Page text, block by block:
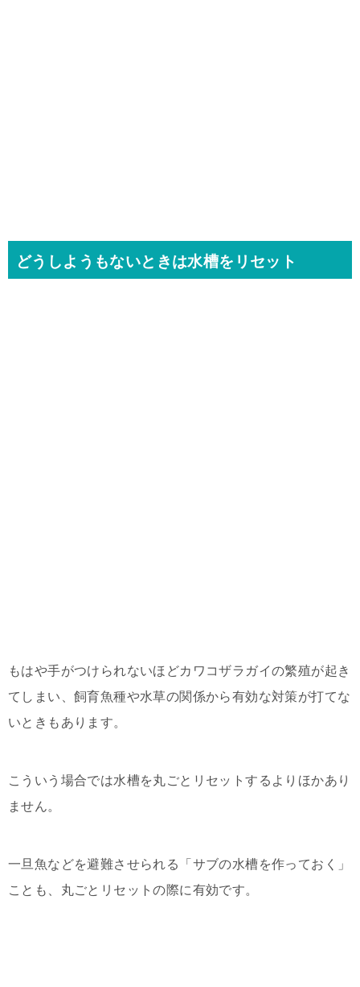
どうしようもないときは水槽をリセット
もはや手がつけられないほどカワコザラガイの繁殖が起き
てしまい、飼育魚種や水草の関係から有効な対策が打てな
いときもあります。
こういう場合では水槽を丸ごとリセットするよりほかあり
ません。
一旦魚などを避難させられる「サブの水槽を作っておく」
ことも、丸ごとリセットの際に有効です。